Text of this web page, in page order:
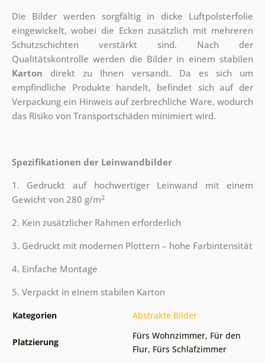
Die Bilder werden sorgfältig in dicke Luftpolsterfolie
eingewickelt, wobei die Ecken zusätzlich mit mehreren
Schutzschichten verstärkt sind. Nach der
Qualitätskontrolle werden die Bilder in einem stabilen
Karton direkt zu Ihnen versandt. Da es sich um
empfindliche Produkte handelt, befindet sich auf der
Verpackung ein Hinweis auf zerbrechliche Ware, wodurch
das Risiko von Transportschäden minimiert wird.
Spezifikationen der Leinwandbilder
1. Gedruckt auf hochwertiger Leinwand mit einem
Gewicht von 280 g/m2
2. Kein zusätzlicher Rahmen erforderlich
3. Gedruckt mit modernen Plottern – hohe Farbintensität
4. Einfache Montage
5. Verpackt in einem stabilen Karton
Kategorien Abstrakte Bilder
Platzierung
Fürs Wohnzimmer, Für den
Flur, Fürs Schlafzimmer